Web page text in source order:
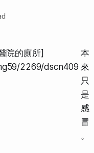
院的廁所]
2269/dscn409
本
來
只
是
感
冒
。